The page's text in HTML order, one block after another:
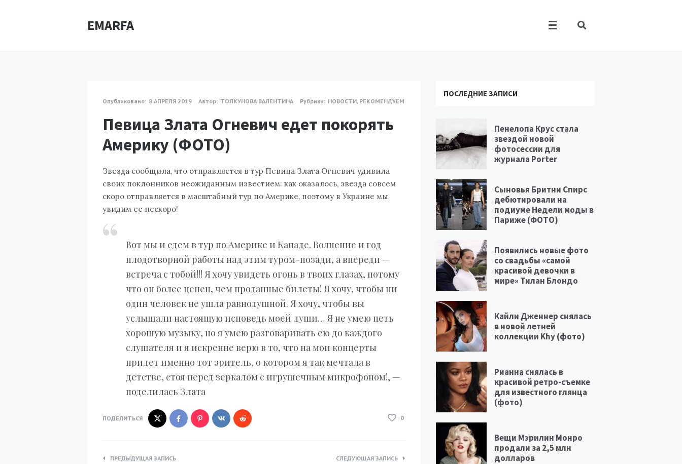
EMARFA
Опубликовано: 8 АПРЕЛЯ 2019 Автор: ТОЛКУНОВА ВАЛЕНТИНА Рубрики: НОВОСТИ, РЕКОМЕНДУЕМ
Певица Злата Огневич едет покорять
Америку (ФОТО)
Звезда сообщила, что отправляется в тур Певица Злата Огневич удивила
своих поклонников неожиданным известием: как оказалось, звезда совсем
скоро отправляется в масштабный тур по Америке, поэтому в Украине мы
увидим ее нескоро!
Вот мы и едем в тур по Америке и Канаде. Волнение и год
плодотворной работы над этим туром-позади, а впереди —
встреча с тобой!!! Я хочу увидеть огонь в твоих глазах, потому
что он более ценен, чем проданные билеты! Я хочу, чтобы ни
один человек не ушла равнодушной. Я хочу, чтобы вы
услышали настоящую исповедь моей души… Я не умею петь
хорошую музыку, но я умею разговаривать ею до каждого
слушателя и я искренне верю в то, что на мои концерты
придет именно тот зритель, о котором я так мечтала в
детстве, стоя перед зеркалом с игрушечным микрофоном!, —
поделилась Злата
ПОДЕЛИТЬСЯ 0
Навигация
ПРЕДЫДУЩАЯ ЗАПИСЬ СЛЕДУЮЩАЯ ЗАПИСЬ
ПОСЛЕДНИЕ ЗАПИСИ
Пенелопа Крус стала
звездой новой
фотосессии для
журнала Porter
Сыновья Бритни Спирс
дебютировали на
подиуме Недели моды в
Париже (ФОТО)
Появились новые фото
со свадьбы «самой
красивой девочки в
мире» Тилан Блондо
Кайли Дженнер снялась
в новой летней
коллекции Khy (фото)
Рианна снялась в
красивой ретро-съемке
для известного глянца
(фото)
Вещи Мэрилин Монро
продали за 2,5 млн
долларов